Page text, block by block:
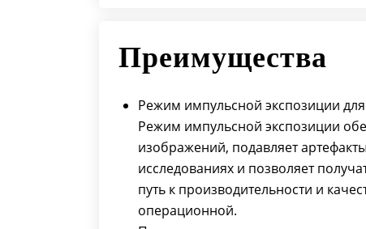
Преимущества
Режим импульсной экспозиции
Режим импульсной экспозиции
изображений, подавляет
исследованиях и позволяет
путь к производительности и
операционной.